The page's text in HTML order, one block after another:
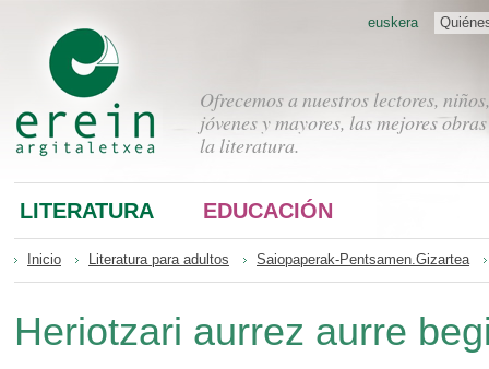
Ofrecemos a nuestros lectores, niños,
jóvenes y mayores, las mejores
la literatura.
euskera
LITERATURA EDUCACIÓN
Inicio Literatura para adultos Saiopaperak-Pentsamen.Gizartea
Heriotzari aurrez aurre